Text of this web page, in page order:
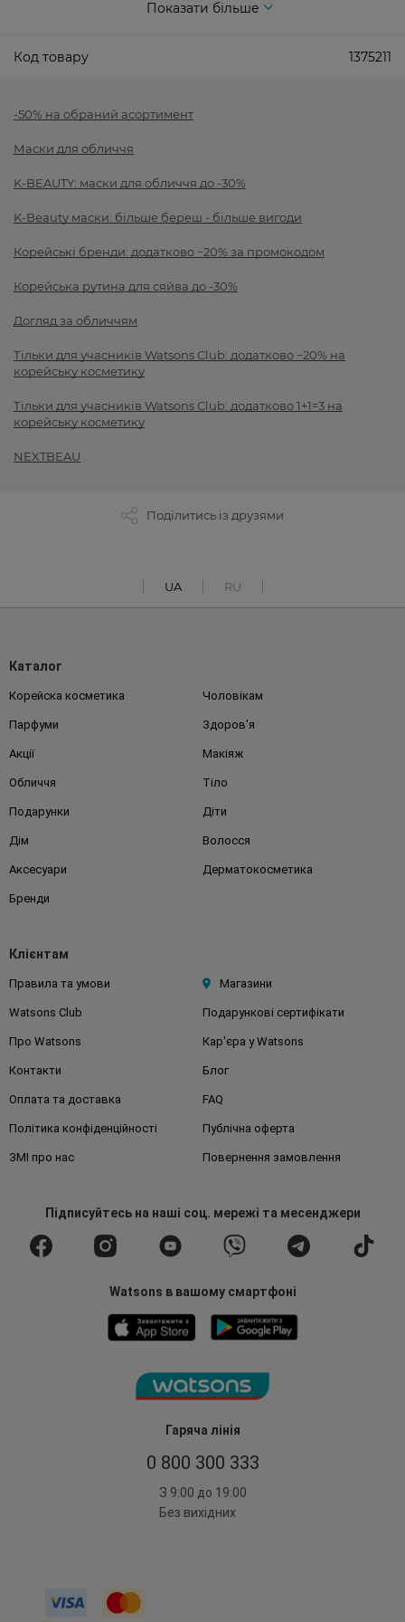
Показати більше
Код товару 1375211
-50% на обраний асортимент
Маски для обличчя
K-BEAUTY: маски для обличчя до -30%
K-Beauty маски: більше береш - більше вигоди
Корейські бренди: додатково −20% за промокодом
Корейська рутина для сяйва до -30%
Догляд за обличчям
Тільки для учасників Watsons Club: додатково −20% на
корейську косметику
Тільки для учасників Watsons Club: додатково 1+1=3 на
корейську косметику
NEXTBEAU
Поділитись із друзями
UA RU
Гаряча лінія
0 800 300 333
З 9:00 до 19:00
Без вихідних
Каталог
Корейска косметика Чоловікам
Парфуми Здоров'я
Акції Макіяж
Обличчя Тіло
Подарунки Діти
Дім Волосся
Аксесуари Дерматокосметика
Бренди
Клієнтам
Правила та умови Магазини
Watsons Club Подарункові сертифікати
Про Watsons Кар'єра у Watsons
Контакти Блог
Оплата та доставка FAQ
Політика конфіденційності Публічна оферта
ЗМІ про нас Повернення замовлення
Підписуйтесьна наші соц. мережі та месенджери
Watsons в вашому смартфоні